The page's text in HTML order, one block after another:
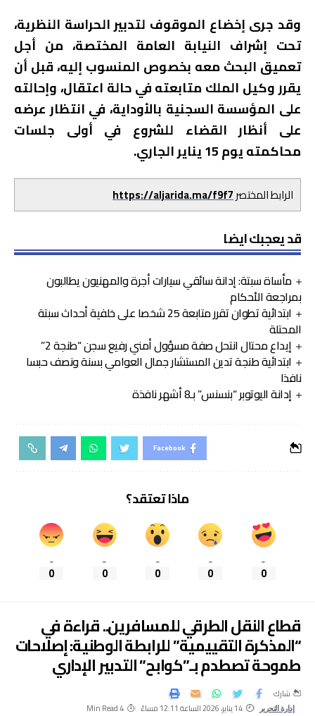
وقد جرى إخضاع الموقوف لتدبير الحراسة النظرية،
تحت إشراف النيابة العامة المختصة، من أجل
تعميق البحث معه بخصوص المنسوب إليه، قبل أن
يقرر وكيل الملك متابعته في حالة اعتقال، وإحالته
على المؤسسة السجنية بالأوداية، في انتظار عرضه
على أنظار القضاء للشروع في أولى جلسات
محاكمته يوم 15 يناير الجاري.
الرابط المختصرhttps://aljarida.ma/f9f7
قد يعجبك ايضا
مأساة سبتة: إدانة سائقي سيارات أجرة والمهنيون يطالبون
بمراجعة الأحكام
ابتدائية تطوان تقرر متابعة 25 شخصا على خلفية أحداث سبتة
المحتلة
إيداع محتال انتحل صفة مسؤول أمني رفيع سجن “طنجة 2”
ابتدائية طنجة تدين المستشار جمال العوامي بسنة ونصف حبسا
نافذا
إدانة اليوتوبر “بنسنس” بـ8 أشهر نافذة
Facebook
ماذا تعتقد؟
0
0
0
0
0
قطاع النقل الطرقي للمسافرين.. قراءة في
“المذكرة التقييمية” للرابطة الوطنية: إصلاحات
طموحة تصطدم بـ”كوابح” التدبير الإداري
إدارة التحرير 14 يناير، 2026 الساعة 12:11 مساءً 4 Min Read
شارك